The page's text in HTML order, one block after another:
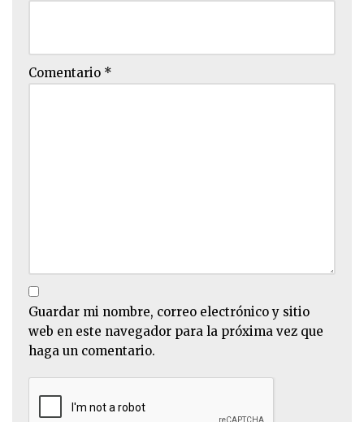
Comentario *
Guardar mi nombre, correo electrónico y sitio
web en este navegador para la próxima vez que
haga un comentario.